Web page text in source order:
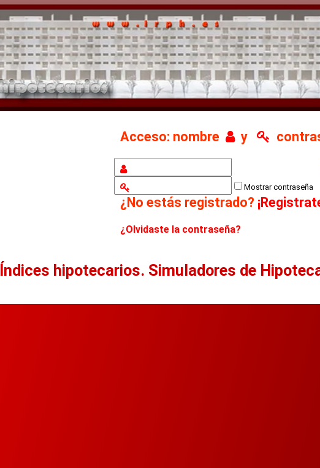
Acceso: nombre y
Mostrar contraseña
¿No estás registrado?
¿Olvidaste la contraseña?
Índices hipotecarios. Simuladores de